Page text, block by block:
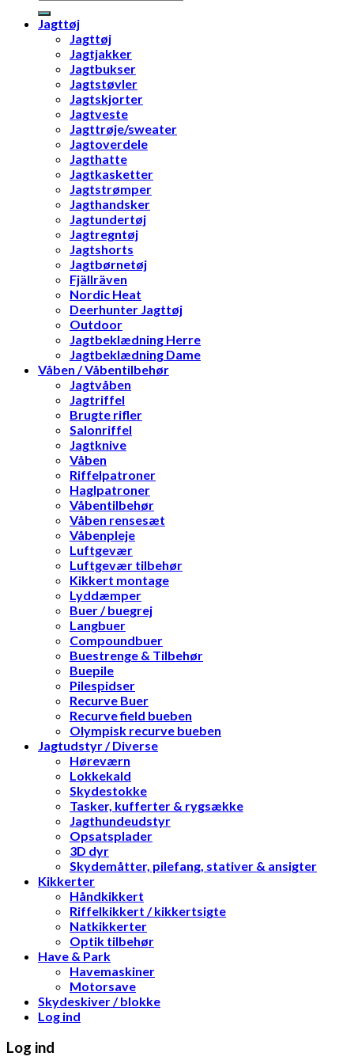
efter:
Jagttøj
Jagttøj
Jagtjakker
Jagtbukser
Jagtstøvler
Jagtskjorter
Jagtveste
Jagttrøje/sweater
Jagtoverdele
Jagthatte
Jagtkasketter
Jagtstrømper
Jagthandsker
Jagtundertøj
Jagtregntøj
Jagtshorts
Jagtbørnetøj
Fjällräven
Nordic Heat
Deerhunter Jagttøj
Outdoor
Jagtbeklædning Herre
Jagtbeklædning Dame
Våben / Våbentilbehør
Jagtvåben
Jagtriffel
Brugte rifler
Salonriffel
Jagtknive
Våben
Riffelpatroner
Haglpatroner
Våbentilbehør
Våben rensesæt
Våbenpleje
Luftgevær
Luftgevær tilbehør
Kikkert montage
Lyddæmper
Buer / buegrej
Langbuer
Compoundbuer
Buestrenge & Tilbehør
Buepile
Pilespidser
Recurve Buer
Recurve field bueben
Olympisk recurve bueben
Jagtudstyr / Diverse
Høreværn
Lokkekald
Skydestokke
Tasker, kufferter & rygsække
Jagthundeudstyr
Opsatsplader
3D dyr
Skydemåtter, pilefang, stativer & ansigter
Kikkerter
Håndkikkert
Riffelkikkert / kikkertsigte
Natkikkerter
Optik tilbehør
Have & Park
Havemaskiner
Motorsave
Skydeskiver / blokke
Log ind
Log ind